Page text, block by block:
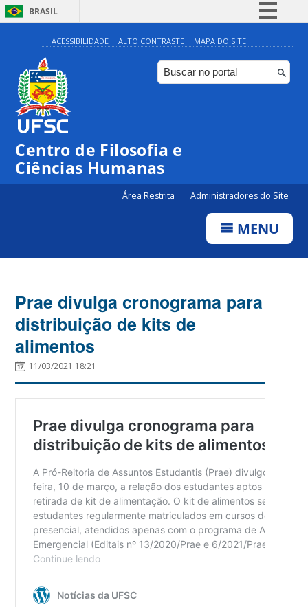
BRASIL
Simplifique!
Comunica BR
Participe
ACESSIBILIDADE ALTO CONTRASTE MAPA DO SITE
Centro de Filosofia e
Ciências Humanas
Área Restrita Administradores do Site
MENU
Prae divulga cronograma para
distribuição de kits de
alimentos
11/03/2021 18:21